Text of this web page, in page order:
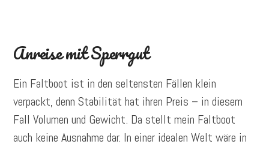
Anreise mit Sperrgut
Ein Faltboot ist in den seltensten Fällen klein
verpackt, denn Stabilität hat ihren Preis – in diesem
Fall Volumen und Gewicht. Da stellt mein Faltboot
auch keine Ausnahme dar. In einer idealen Welt wäre in